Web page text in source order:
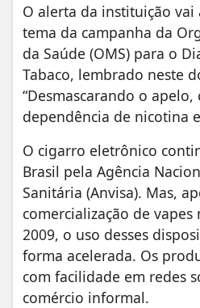
O alerta da instituição
tema da campanha da
da Saúde (OMS) para o
Tabaco, lembrado neste
“Desmascarando o
dependência de nicotina
O cigarro eletrônico
Brasil pela Agência
Sanitária (Anvisa). Mas,
comercialização de vapes
2009, o uso desses
forma acelerada. Os
com facilidade em redes
comércio informal.